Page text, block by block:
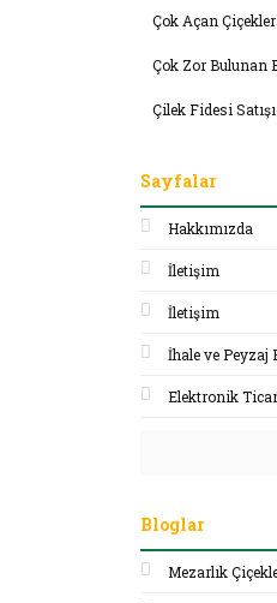
Çok Açan Çiçekler
Çok Zor Bulunan
Çilek Fidesi Satışı
Sayfalar
Hakkımızda
İletişim
İletişim
İhale ve Peyzaj
Elektronik
Bloglar
Mezarlık